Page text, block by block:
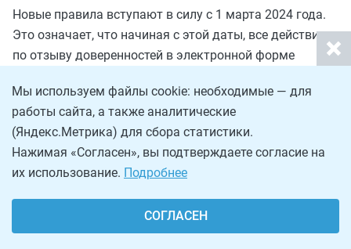
Новые правила вступают в силу с 1 марта 2024 года.
Это означает, что начиная с этой даты, все действия
по отзыву доверенностей в электронной форме
требованиям.
Важно подчеркнуть, что если вы планируете отозвать
доверенность, удостоверяющую полномочия вашего
представителя перед налоговой службой, то это нужно
начиная с марта 2024 года.
Мы используем файлы cookie: необходимые — для
работы сайта, а также аналитические
(Яндекс.Метрика) для сбора статистики.
Нажимая «Согласен», вы подтверждаете согласие на
их использование. Подробнее
СОГЛАСЕН